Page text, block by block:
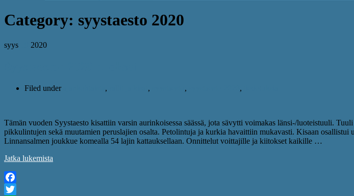
Category: syystaesto 2020
syys 2020
Filed under , , , ,
Tämän vuoden Syystaesto kisattiin varsin aurinkoisessa säässä, jota sävytti voimakas länsi-/luoteistuuli.
pikkulintujen sekä muutamien peruslajien osalta. Petolintuja ja kurkia havaittiin mukavasti. Kisaan
Linnansalmen joukkue komealla 54 lajin kattauksellaan. Onnittelut voittajille ja kiitokset kaikille …
Jatka lukemista
Facebook